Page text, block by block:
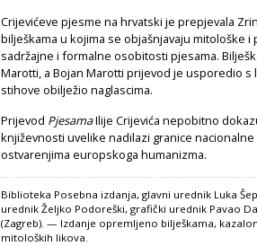
Crijevićeve pjesme na hrvatski je prepjevala
bilješkama u kojima se objašnjavaju mitološke
sadržajne i formalne osobitosti pjesama.
Marotti, a Bojan Marotti prijevod je usporedio
stihove obilježio naglascima.
Prijevod PjesamaIlije Crijevića nepobitno
književnosti uvelike nadilazi granice
ostvarenjima europskoga humanizma.
Biblioteka Posebna izdanja, glavni urednik Luka
urednik Željko Podoreški, grafički urednik Pavao
(Zagreb). — Izdanje opremljeno bilješkama,
mitoloških likova.